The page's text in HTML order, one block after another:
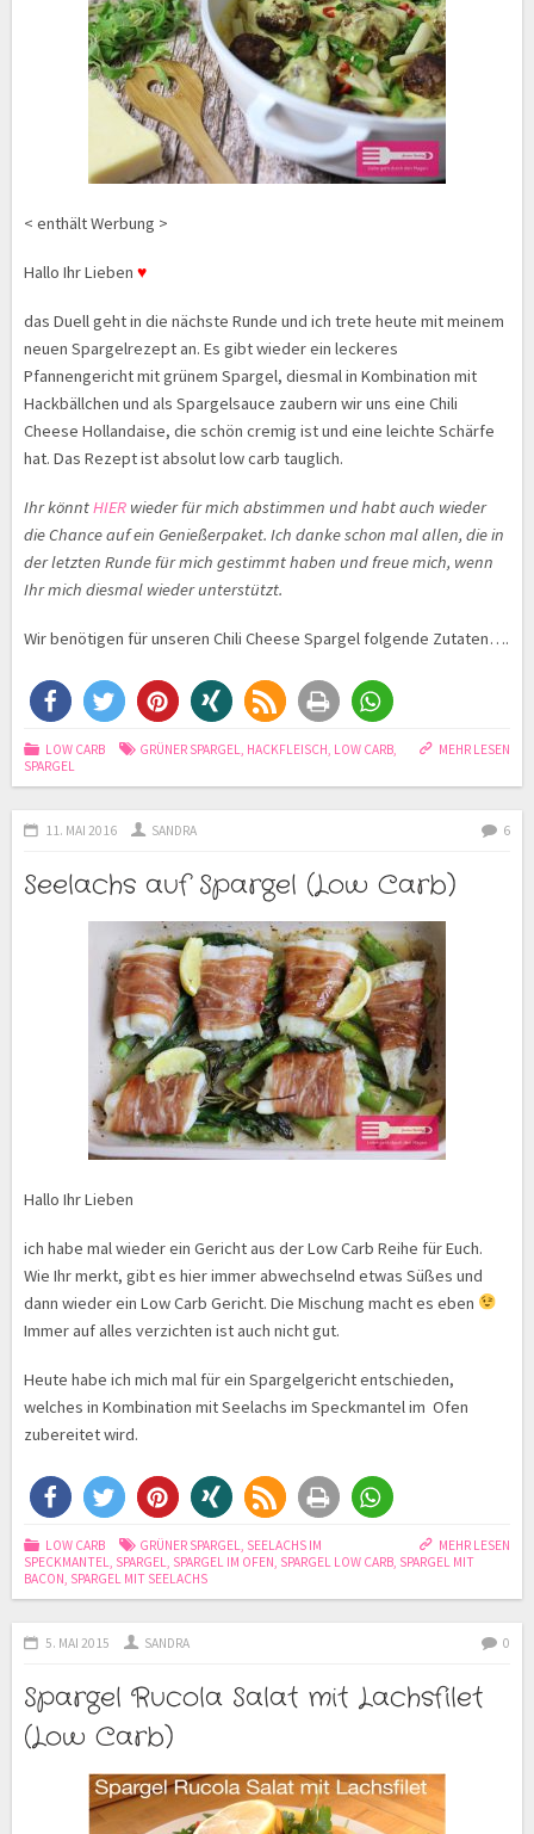
< enthält Werbung >
Hallo Ihr Lieben ♥
das Duell geht in die nächste Runde und ich trete heute mit meinem
neuen Spargelrezept an. Es gibt wieder ein leckeres
Pfannengericht mit grünem Spargel, diesmal in Kombination mit
Hackbällchen und als Spargelsauce zaubern wir uns eine Chili
Cheese Hollandaise, die schön cremig ist und eine leichte Schärfe
hat. Das Rezept ist absolut low carb tauglich.
Ihr könntHIER wieder für mich abstimmen und habt auch wieder
die Chance auf ein Genießerpaket. Ich danke schon mal allen, die in
der letzten Runde für mich gestimmt haben und freue mich, wenn
Ihr mich diesmal wieder unterstützt.
Wir benötigen für unseren Chili Cheese Spargel folgende Zutaten….
MEHR LESEN
LOW CARB GRÜNER SPARGEL, HACKFLEISCH, LOW CARB,
SPARGEL
11. MAI 2016 SANDRA 6
Seelachs auf Spargel (Low Carb)
Hallo Ihr Lieben
ich habe mal wieder ein Gericht aus der Low Carb Reihe für Euch.
Wie Ihr merkt, gibt es hier immer abwechselnd etwas Süßes und
dann wieder ein Low Carb Gericht. Die Mischung macht es eben
Immer auf alles verzichten ist auch nicht gut.
Heute habe ich mich mal für ein Spargelgericht entschieden,
welches in Kombination mit Seelachs im Speckmantel im Ofen
zubereitet wird.
MEHR LESEN
LOW CARB GRÜNER SPARGEL, SEELACHS IM
SPECKMANTEL, SPARGEL, SPARGEL IM OFEN, SPARGEL LOW CARB, SPARGEL MIT
BACON, SPARGEL MIT SEELACHS
5. MAI 2015 SANDRA 0
Spargel Rucola Salat mit Lachsfilet
(Low Carb)